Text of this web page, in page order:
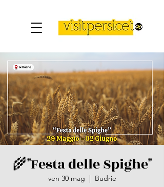
🌾"Festa delle Spighe"
ven 30 mag
  |
Budrie